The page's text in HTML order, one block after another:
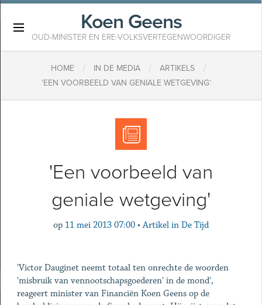
Koen Geens
OUD-MINISTER EN ERE-VOLKSVERTEGENWOORDIGER
HOME / IN DE MEDIA / ARTIKELS /
'EEN VOORBEELD VAN GENIALE WETGEVING'
'Een voorbeeld van
geniale wetgeving'
op 11 mei 2013 07:00 • Artikel in De Tijd
'Victor Dauginet neemt totaal ten onrechte de woorden
'misbruik van vennootschapsgoederen' in de mond',
reageert minister van Financiën Koen Geens op de